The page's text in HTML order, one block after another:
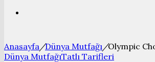
yap
Anasayfa/Dünya Mutfağı/Olympic
Dünya MutfağıTatlı Tarifleri